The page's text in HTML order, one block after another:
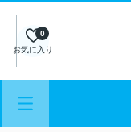
お気に入り
0